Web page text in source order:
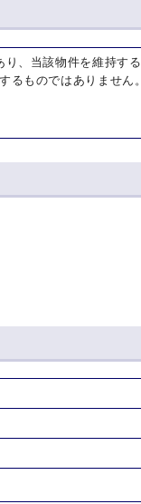
、当該物件を維持す
るものではありません。